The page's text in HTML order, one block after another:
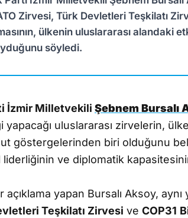
Zirvesi, Türk Devletleri Teşkilatı
ülkenin uluslararası alandaki
söyledi.
İzmir Milletvekili Şebnem Bursalı
yapacağı uluslararası zirvelerin,
göstergelerinden biri olduğunu
ve diplomatik
açıklama yapan Bursalı Aksoy,
Teşkilatı Zirvesi ve COP31